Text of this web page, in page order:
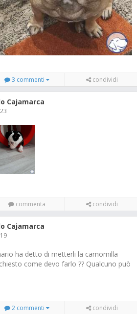
3 commenti condividi
Cajamarca
commenta condividi
Cajamarca
ha detto di metterli la camomilla
come devo farlo ?? Qualcuno può
2 commenti condividi